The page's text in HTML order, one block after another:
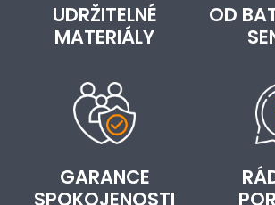
UDRŽITELNÉ
MATERIÁLY
OD
GARANCE
SPOKOJENOSTI